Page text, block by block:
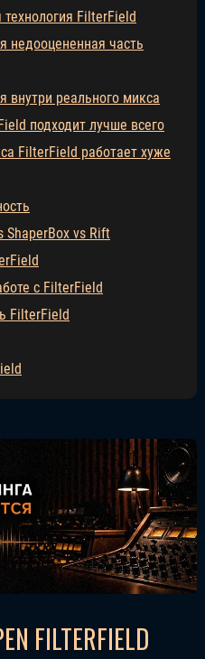
FilterField
недооцененная часть
внутри реального микса
подходит лучше всего
FilterField работает хуже
ShaperBox vs Rift
с FilterField
FilterField
FILTERFIELD